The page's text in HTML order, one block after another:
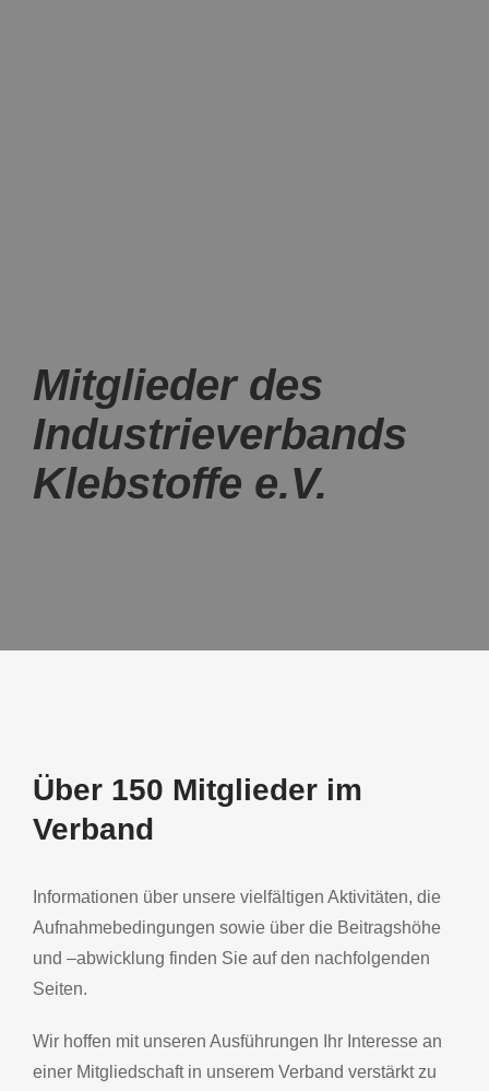
Mitglieder des
Industrie­verbands
Klebstoffe e.V.
Über 150 Mitglieder im
Verband
Informationen über unsere vielfältigen Aktivitäten, die
Aufnahmebedingungen sowie über die Beitragshöhe
und –abwicklung finden Sie auf den nachfolgenden
Seiten.
Wir hoffen mit unseren Ausführungen Ihr Interesse an
einer Mitgliedschaft in unserem Verband verstärkt zu